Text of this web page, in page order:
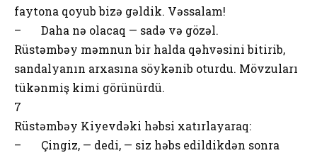
faytona qoyub bizə gəldik. Vəssalam!
– Daha nə olacaq — sadə və gözəl.
Rüstəmbəy məmnun bir halda qəhvəsini bitirib,
sandalyanın arxasına söykənib oturdu. Mövzuları
tükənmiş kimi görünürdü.
7
Rüstəmbəy Kiyevdəki həbsi xatırlayaraq:
– Çingiz, — dedi, — siz həbs edildikdən sonra